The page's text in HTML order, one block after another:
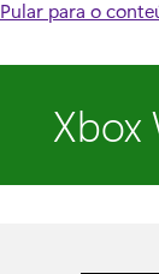
Pular para o
Xbox